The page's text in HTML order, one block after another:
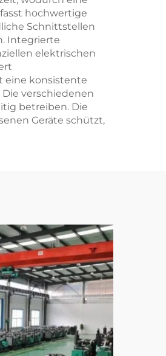
hochwertige
Schnittstellen
Integrierte
elektrischen
eine konsistente
verschiedenen
betreiben. Die
Geräte schützt,